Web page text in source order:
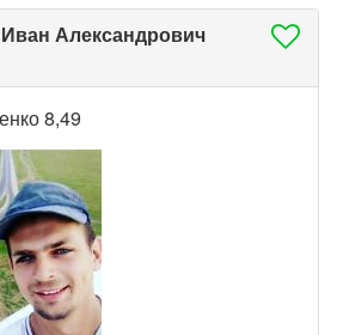
Александрович
8,49